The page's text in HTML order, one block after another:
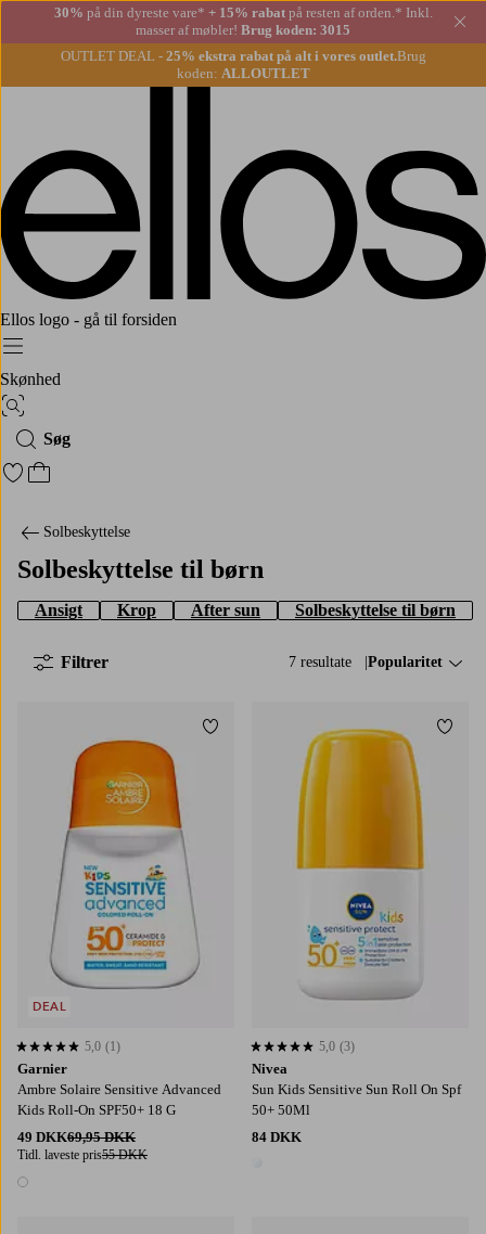
30% på din dyreste vare* + 15% rabatpå resten af orden.* Inkl.
masser af møbler! Brug koden: 3015
OUTLET DEAL - 25% ekstra rabat på alt i vores outlet.Brug
koden: ALLOUTLET
Ellos logo - gå til forsiden
Menu
Skønhed
Billedsøgning
Søg
Gå til favoritmarkerede produkter
Gå til indkøbskurven
Solbeskyttelse
Solbeskyttelse til børn
Ansigt Krop After sun Solbeskyttelse til børn
7 resultate Sorter efter:
Popularitet
Filtrer
Garnier
Ambre Solaire Sensitive Advanced
Kids Roll-On SPF50+ 18 G
49 DKK69,95 DKK
Tidl. laveste pris55 DKK
1 farve
5,0 baseret på 1 bedømmelser
5,0 (1)
DEAL
Tilføj til favoritter
Nivea
Sun Kids Sensitive Sun Roll On Spf
50+ 50Ml
84 DKK
5,0 baseret på 3 bedømmelser
5,0 (3)